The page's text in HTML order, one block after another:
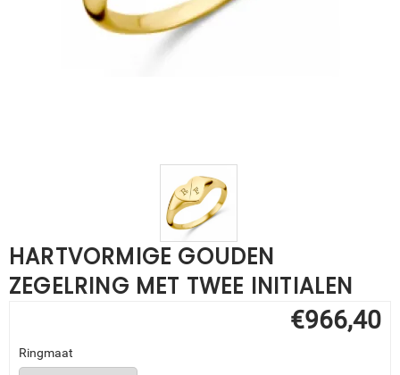
HARTVORMIGE GOUDEN
ZEGELRING MET TWEE INITIALEN
€966,40
Ringmaat